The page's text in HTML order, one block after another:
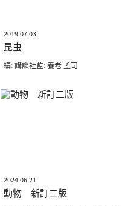
2019.07.03
昆虫
編: 講談社監: 養老 孟司
2024.06.21
動物 新訂二版